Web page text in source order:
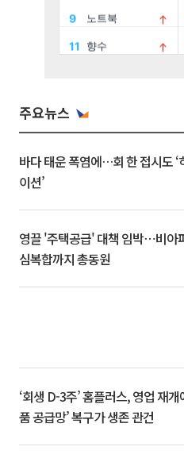
주요뉴스
바다 태운 폭염에…회 한 접시도 ‘
이션’
영끌 '주택공급' 대책 임박⋯비아
심복합까지 총동원
‘회생 D-3주’ 홈플러스, 영업 재개
품 공급망’ 복구가 생존 관건